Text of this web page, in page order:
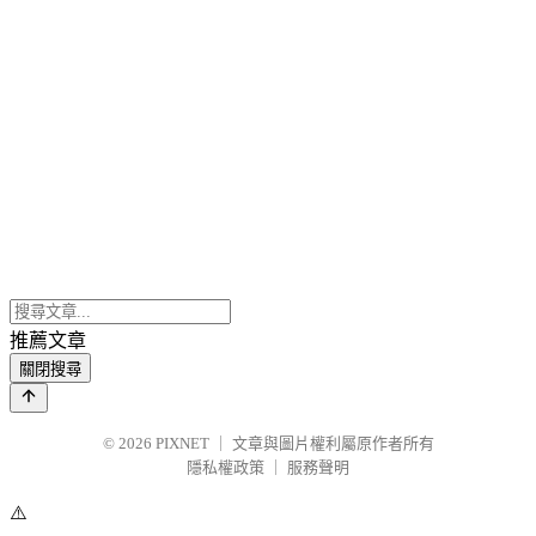
推薦文章
關閉搜尋
© 2026 PIXNET
文章與圖片權利屬原作者所有
隱私權政策
服務聲明
⚠️